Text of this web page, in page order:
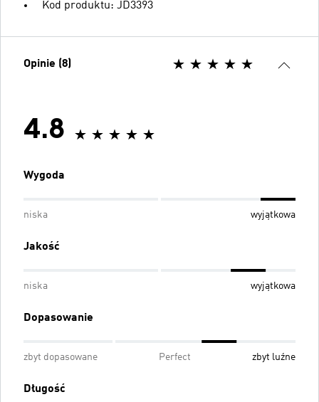
Kod produktu: JD3393
Opinie (8)
4.8
Wygoda
niska wyjątkowa
Jakość
niska wyjątkowa
Dopasowanie
zbyt dopasowane Perfect zbyt luźne
Długość